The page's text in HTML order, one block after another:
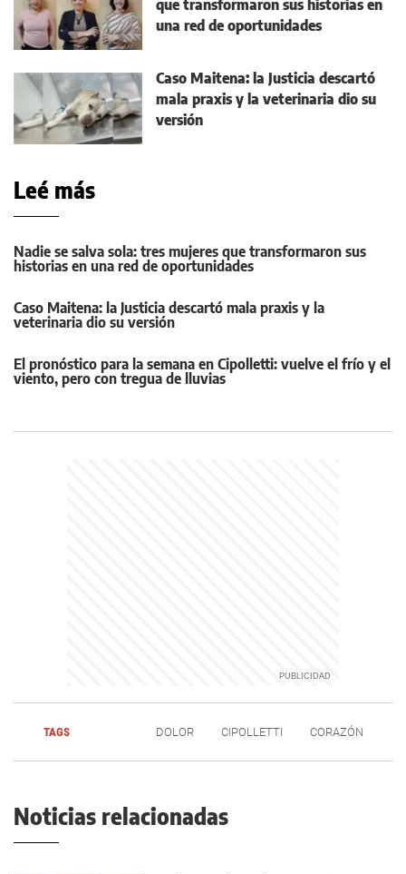
que transformaron sus historias en
una red de oportunidades
Caso Maitena: la Justicia descartó
mala praxis y la veterinaria dio su
versión
Leé más
Nadie se salva sola: tres mujeres que transformaron sus
historias en una red de oportunidades
Caso Maitena: la Justicia descartó mala praxis y la
veterinaria dio su versión
El pronóstico para la semana en Cipolletti: vuelve el frío y el
viento, pero con tregua de lluvias
TAGS DOLOR CIPOLLETTI CORAZÓN
Noticias relacionadas